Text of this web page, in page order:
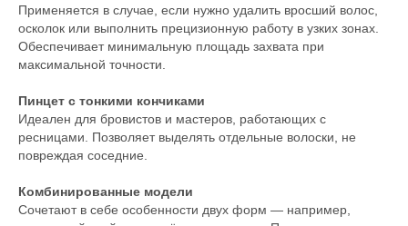
Применяется в случае, если нужно удалить вросший волос,
осколок или выполнить прецизионную работу в узких зонах.
Обеспечивает минимальную площадь захвата при
максимальной точности.
Пинцет с тонкими кончиками
Идеален для бровистов и мастеров, работающих с
ресницами. Позволяет выделять отдельные волоски, не
повреждая соседние.
Комбинированные модели
Сочетают в себе особенности двух форм — например,